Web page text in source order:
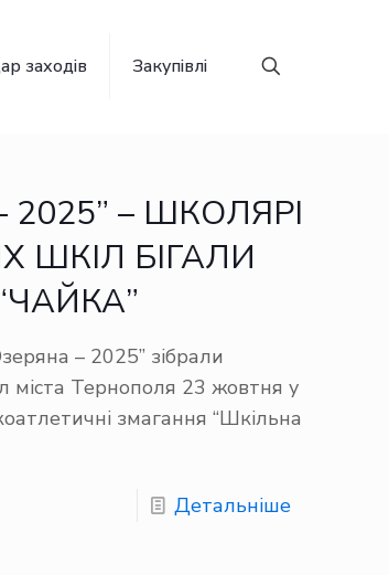
заходів Закупівлі
– ШКОЛЯРІ
ШКІЛ БІГАЛИ
– 2025” зібрали
міста Тернополя 23 жовтня у
змагання “Шкільна
Детальніше